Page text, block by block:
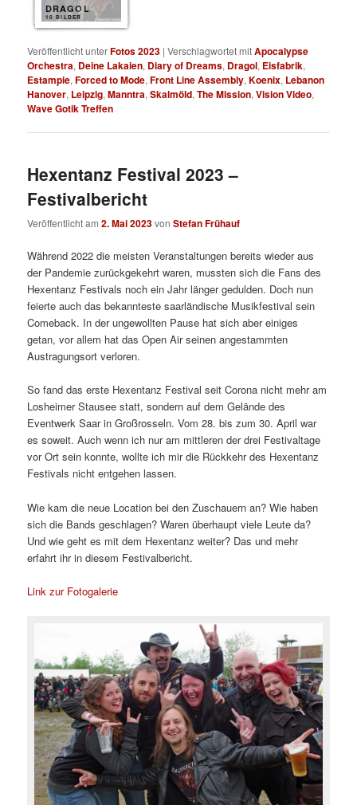
DRAGOL
10 BILDER
Veröffentlicht unterFotos 2023 |Verschlagwortet mitApocalypse
Orchestra, Deine Lakaien, Diary of Dreams, Dragol, Eisfabrik,
Estampie,Forced to Mode,Front Line Assembly,Koenix, Lebanon
Hanover, Leipzig,Manntra,Skalmöld,The Mission,Vision Video,
Wave Gotik Treffen
Hexentanz Festival 2023 –
Festivalbericht
Veröffentlicht am2. Mai 2023vonStefan Frühauf
Während 2022 die meisten Veranstaltungen bereits wieder aus
der Pandemie zurückgekehrt waren, mussten sich die Fans des
Hexentanz Festivals noch ein Jahr länger gedulden. Doch nun
feierte auch das bekannteste saarländische Musikfestival sein
Comeback. In der ungewollten Pause hat sich aber einiges
getan, vor allem hat das Open Air seinen angestammten
Austragungsort verloren.
So fand das erste Hexentanz Festival seit Corona nicht mehr am
Losheimer Stausee statt, sondern auf dem Gelände des
Eventwerk Saar in Großrosseln. Vom 28. bis zum 30. April war
es soweit. Auch wenn ich nur am mittleren der drei Festivaltage
vor Ort sein konnte, wollte ich mir die Rückkehr des Hexentanz
Festivals nicht entgehen lassen.
Wie kam die neue Location bei den Zuschauern an? Wie haben
sich die Bands geschlagen? Waren überhaupt viele Leute da?
Und wie geht es mit dem Hexentanz weiter? Das und mehr
erfahrt ihr in diesem Festivalbericht.
Link zur Fotogalerie